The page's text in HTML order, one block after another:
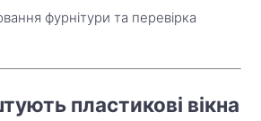
фурнітури та перевірка
пластикові вікна